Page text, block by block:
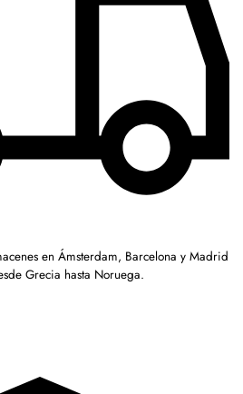
en Ámsterdam, Barcelona y Madrid
Grecia hasta Noruega.